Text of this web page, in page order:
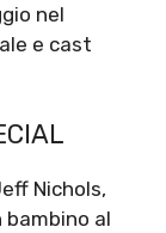
nel
e cast
Nichols,
bambino al